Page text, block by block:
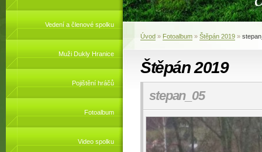
Vedení a členové spolku
Muži Dukly Hranice
Pojištění hráčů
Fotoalbum
Video spolku
Úvod » Fotoalbum » Štěpán 2019 »
Štěpán 2019
stepan_05